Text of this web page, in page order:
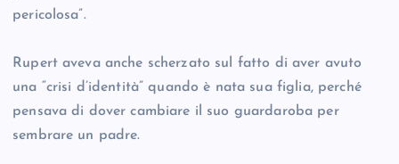
pericolosa”.
Rupert aveva anche scherzato sul fatto di aver avuto
una “crisi d’identità” quando è nata sua figlia, perché
pensava di dover cambiare il suo guardaroba per
sembrare un padre.